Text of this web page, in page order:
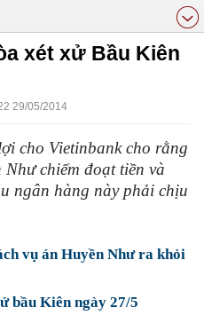
xét xử Bầu Kiên
29/05/2014
cho Vietinbank cho rằng
chiếm đoạt tiền và
ngân hàng này phải chịu
vụ án Huyền Như ra khỏi
bầu Kiên ngày 27/5